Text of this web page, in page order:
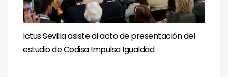
Ictus Sevilla asiste al acto de presentación del
estudio de Codisa Impulsa Igualdad